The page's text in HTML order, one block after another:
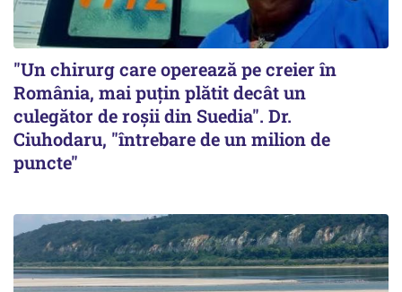
"Un chirurg care operează pe creier în
România, mai puțin plătit decât un
culegător de roșii din Suedia". Dr.
Ciuhodaru, "întrebare de un milion de
puncte"